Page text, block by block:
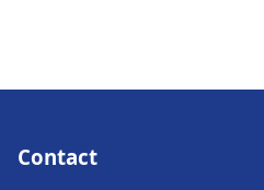
Contact